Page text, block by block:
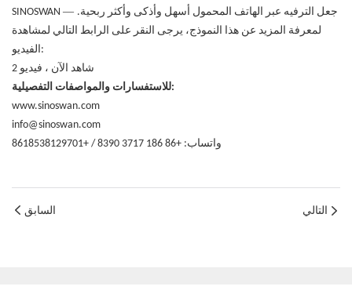
SINOSWAN — جعل الترفيه عبر الهاتف المحمول أسهل وأذكى وأكثر ربحية.
لمعرفة المزيد عن هذا النموذج، يرجى النقر على الرابط التالي لمشاهدة
الفيديو:
شاهد الآن ، فيديو 2
للاستفسارات والمواصفات التفصيلية:
www.sinoswan.com
info@sinoswan.com
واتساب: +86 186 3717 8390 / +8618538129701
السابق التالي